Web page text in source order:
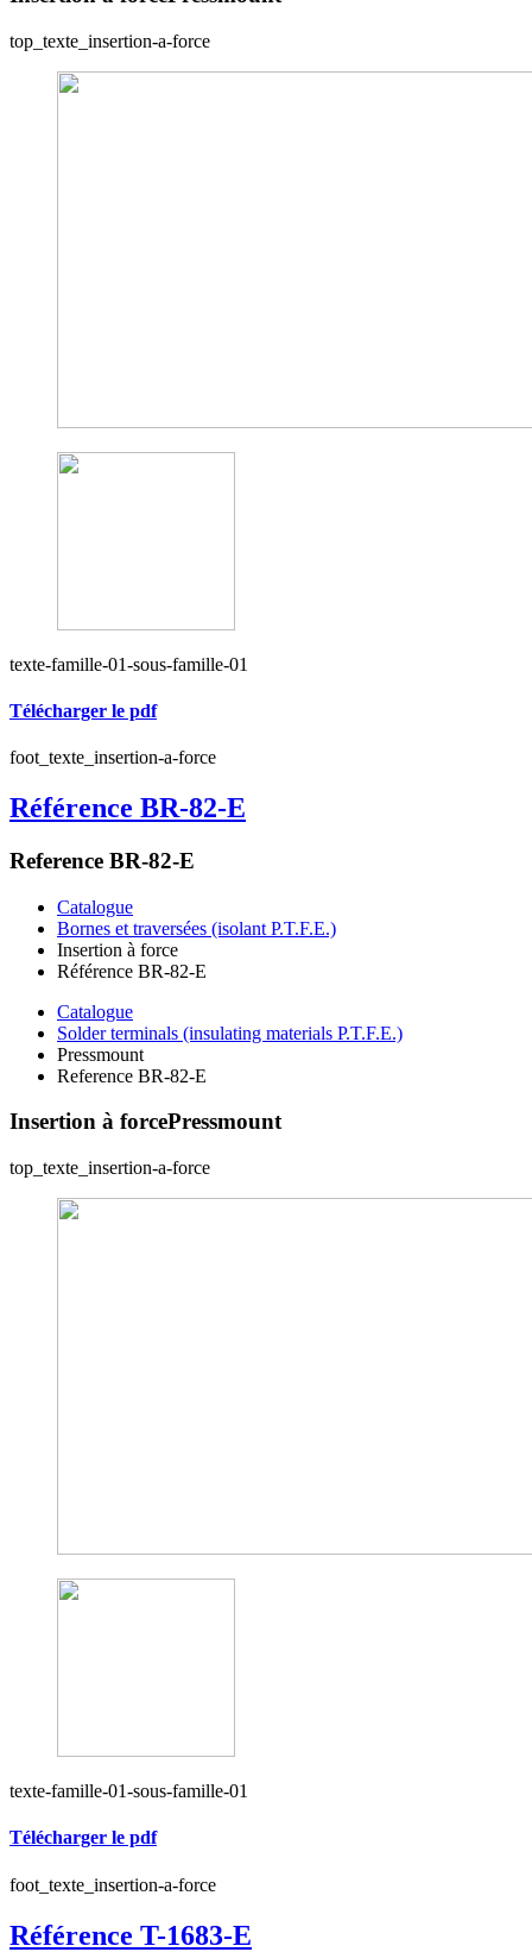
top_texte_insertion-a-force
texte-famille-01-sous-famille-01
Télécharger le pdf
foot_texte_insertion-a-force
Référence BR-82-E
Reference BR-82-E
Catalogue
Bornes et traversées (isolant P.T.F.E.)
Insertion à force
Référence BR-82-E
Catalogue
Solder terminals (insulating materials P.T.F.E.)
Pressmount
Reference BR-82-E
Insertion à forcePressmount
top_texte_insertion-a-force
texte-famille-01-sous-famille-01
Télécharger le pdf
foot_texte_insertion-a-force
Référence T-1683-E